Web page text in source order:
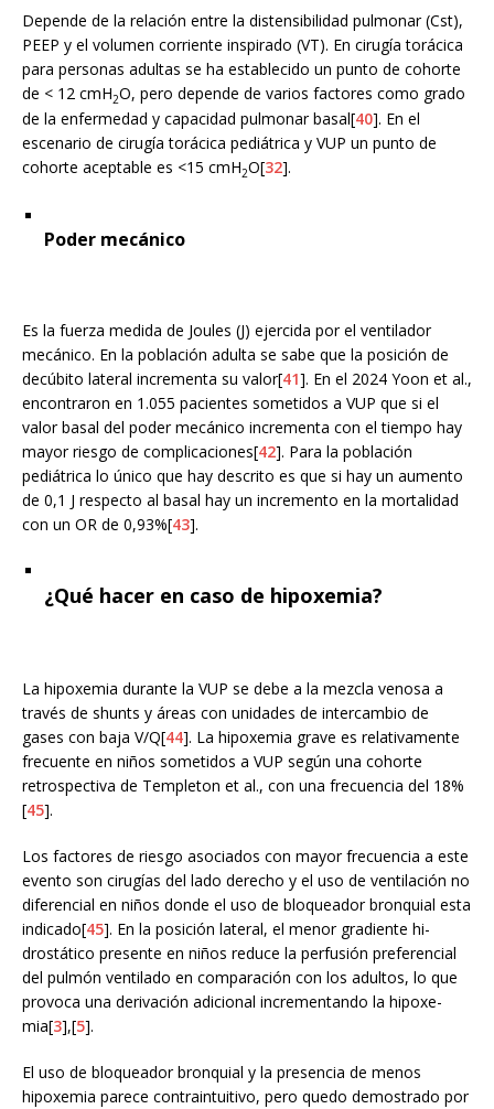
Depende de la relación entre la distensibilidad pulmonar (Cst),
PEEP y el volumen corriente inspirado (VT). En cirugía torácica
para personas adultas se ha establecido un punto de cohorte
de < 12 cmH2O, pero depende de varios factores como grado
de la enfermedad y capacidad pulmonar basal[40]. En el
escenario de cirugía torácica pediátrica y VUP un punto de
cohorte aceptable es <15 cmH2O[32].
Poder mecánico
Es la fuerza medida de Joules (J) ejercida por el ventilador
mecánico. En la población adulta se sabe que la posición de
decúbito lateral incrementa su valor[41]. En el 2024 Yoon et al.,
encontraron en 1.055 pacientes sometidos a VUP que si el
valor basal del poder mecánico incrementa con el tiempo hay
mayor riesgo de complicaciones[42]. Para la población
pediátrica lo único que hay descrito es que si hay un aumento
de 0,1 J respecto al basal hay un incremento en la mortalidad
con un OR de 0,93%[43].
¿Qué hacer en caso de hipoxemia?
La hipoxemia durante la VUP se debe a la mezcla venosa a
través de shunts y áreas con unidades de intercambio de
gases con baja V/Q[44]. La hipoxemia grave es relativamente
frecuente en niños sometidos a VUP según una cohorte
retrospectiva de Templeton et al., con una frecuencia del 18%
[45].
Los factores de riesgo asociados con mayor frecuencia a este
evento son cirugías del lado derecho y el uso de ventilación no
diferencial en niños donde el uso de bloqueador bronquial esta
indicado[45]. En la posición lateral, el menor gradiente hi-
drostático presente en niños reduce la perfusión preferencial
del pulmón ventilado en comparación con los adultos, lo que
provoca una derivación adicional incrementando la hipoxe-
mia[3],[5].
El uso de bloqueador bronquial y la presencia de menos
hipoxemia parece contraintuitivo, pero quedo demostrado por